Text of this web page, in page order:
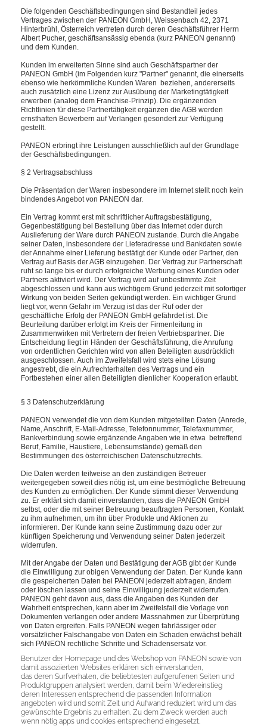
Die folgenden Geschäftsbedingungen sind Bestandteil jedes
Vertrages zwischen der PANEON GmbH, Weissenbach 42, 2371
Hinterbrühl, Österreich vertreten durch deren Geschäftsführer Herrn
Albert Pucher, geschäftsansässig ebenda (kurz PANEON genannt)
und dem Kunden.
Kunden im erweiterten Sinne sind auch Geschäftspartner der
PANEON GmbH (im Folgenden kurz "Partner" genannt, die einerseits
ebenso wie herkömmliche Kunden Waren beziehen, andererseits
auch zusätzlich eine Lizenz zur Ausübung der Marketingtätigkeit
erwerben (analog dem Franchise-Prinzip). Die ergänzenden
Richtlinien für diese Partnertätigkeit ergänzen die AGB werden
ernsthaften Bewerbern auf Verlangen gesondert zur Verfügung
gestellt.
PANEON erbringt ihre Leistungen ausschließlich auf der Grundlage
der Geschäftsbedingungen.
§ 2 Vertragsabschluss
Die Präsentation der Waren insbesondere im Internet stellt noch kein
bindendes Angebot von PANEON dar.
Ein Vertrag kommt erst mit schriftlicher Auftragsbestätigung,
Gegenbestätigung bei Bestellung über das Internet oder durch
Auslieferung der Ware durch PANEON zustande. Durch die Angabe
seiner Daten, insbesondere der Lieferadresse und Bankdaten sowie
der Annahme einer Lieferung bestätigt der Kunde oder Partner, den
Vertrag auf Basis der AGB einzugehen. Der Vertrag zur Partnerschaft
ruht so lange bis er durch erfolgreiche Werbung eines Kunden oder
Partners aktiviert wird. Der Vertrag wird auf unbestimmte Zeit
abgeschlossen und kann aus wichtigem Grund jederzeit mit sofortiger
Wirkung von beiden Seiten gekündigt werden. Ein wichtiger Grund
liegt vor, wenn Gefahr im Verzug ist das der Ruf oder der
geschäftliche Erfolg der PANEON GmbH gefährdet ist. Die
Beurteilung darüber erfolgt im Kreis der Firmenleitung in
Zusammenwirken mit Vertretern der freien Vertriebspartner. Die
Entscheidung liegt in Händen der Geschäftsführung, die Anrufung
von ordentlichen Gerichten wird von allen Beteiligten ausdrücklich
ausgeschlossen. Auch im Zweifelsfall wird stets eine Lösung
angestrebt, die ein Aufrechterhalten des Vertrags und ein
Fortbestehen einer allen Beteiligten dienlicher Kooperation erlaubt.
§ 3 Datenschutzerklärung
PANEON verwendet die von dem Kunden mitgeteilten Daten (Anrede,
Name, Anschrift, E-Mail-Adresse, Telefonnummer, Telefaxnummer,
Bankverbindung sowie ergänzende Angaben wie in etwa betreffend
Beruf, Familie, Haustiere, Lebensumstände) gemäß den
Bestimmungen des österreichischen Datenschutzrechts.
Die Daten werden teilweise an den zuständigen Betreuer
weitergegeben soweit dies nötig ist, um eine bestmögliche Betreuung
des Kunden zu ermöglichen. Der Kunde stimmt dieser Verwendung
zu. Er erklärt sich damit einverstanden, dass die PANEON GmbH
selbst, oder die mit seiner Betreuung beauftragten Personen, Kontakt
zu ihm aufnehmen, um ihn über Produkte und Aktionen zu
informieren. Der Kunde kann seine Zustimmung dazu oder zur
künftigen Speicherung und Verwendung seiner Daten jederzeit
widerrufen.
Mit der Angabe der Daten und Bestätigung der AGB gibt der Kunde
die Einwilligung zur obigen Verwendung der Daten. Der Kunde kann
die gespeicherten Daten bei PANEON jederzeit abfragen, ändern
oder löschen lassen und seine Einwilligung jederzeit widerrufen.
PANEON geht davon aus, dass die Angaben des Kunden der
Wahrheit entsprechen, kann aber im Zweifelsfall die Vorlage von
Dokumenten verlangen oder andere Massnahmen zur Überprüfung
von Daten ergreifen. Falls PANEON wegen fahrlässiger oder
vorsätzlicher Falschangabe von Daten ein Schaden erwächst behält
sich PANEON rechtliche Schritte und Schadensersatz vor.
Benutzer der Homepage und des Webshop von PANEON sowie von
damit assoziierten Websites erklären sich einverstanden,
das deren Surfverhaten, die beliebtesten aufgerufenen Seiten und
Produktgruppen analysiert werden, damit beim Wiedereinstieg
deren Interessen entsprechend die passenden Information
angeboten wird und somit Zeit und Aufwand reduziert wird um das
gewünschte Ergebnis zu erhalten. Zu dem Zweck werden auch
wenn nötig apps und cookies entsprechend eingesetzt.